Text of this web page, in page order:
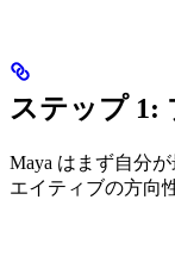
ステップ 1:
Maya はまず自分
エイティブの方向